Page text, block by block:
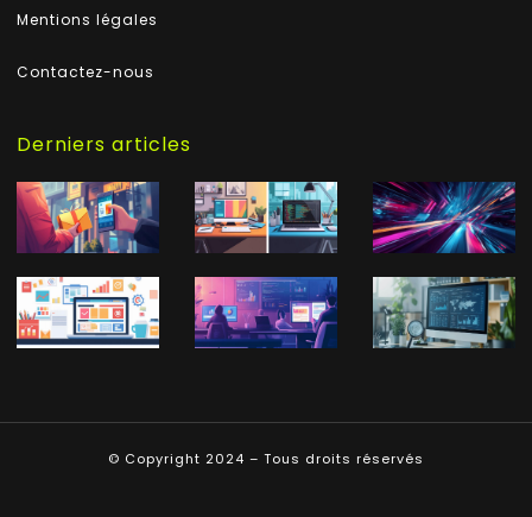
Mentions légales
Contactez-nous
Derniers articles
© Copyright 2024 – Tous droits réservés